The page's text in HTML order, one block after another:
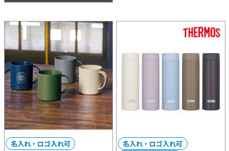
名入れ・ロゴ入れ可 名入れ・ロゴ入れ可